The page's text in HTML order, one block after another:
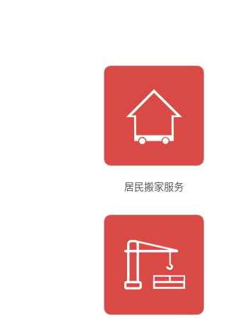
居民搬家服务